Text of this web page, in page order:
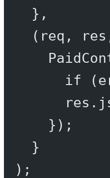
},
( req , res
if
res.
});
}
);